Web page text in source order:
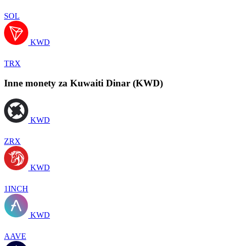
SOL
KWD
TRX
Inne monety za Kuwaiti Dinar (KWD)
KWD
ZRX
KWD
1INCH
KWD
AAVE